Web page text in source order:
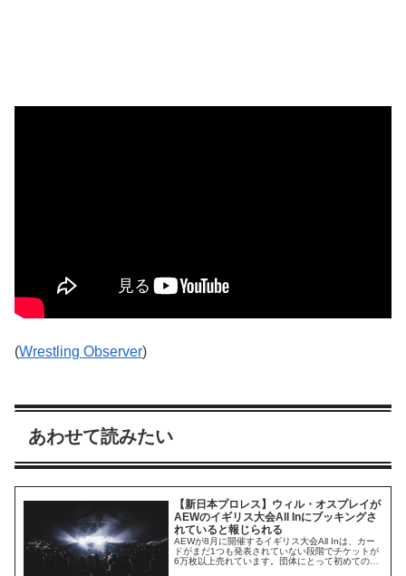
(Wrestling Observer)
あわせて読みたい
【新日本プロレス】ウィル・オスプレイが
AEWのイギリス大会All Inにブッキングさ
れていると報じられる
AEWが8月に開催するイギリス大会All Inは、カー
ドがまだ1つも発表されていない段階でチケットが
6万枚以上売れています。団体にとって初めてのイ